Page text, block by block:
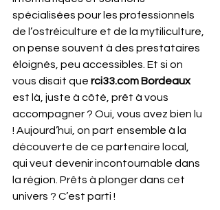
spécialisées pour les professionnels
de l’ostréiculture et de la mytiliculture,
on pense souvent à des prestataires
éloignés, peu accessibles. Et si on
vous disait que rci33.com Bordeaux
est là, juste à côté, prêt à vous
accompagner ? Oui, vous avez bien lu
! Aujourd’hui, on part ensemble à la
découverte de ce partenaire local,
qui veut devenir incontournable dans
la région. Prêts à plonger dans cet
univers ? C’est parti !